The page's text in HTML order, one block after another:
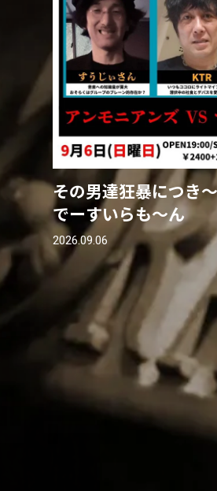
その男達狂暴につき
でーすいらも〜ん
2026.09.06